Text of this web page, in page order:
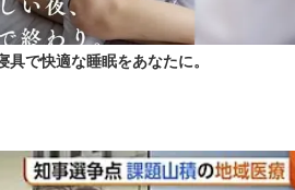
具で快適な睡眠をあなたに。